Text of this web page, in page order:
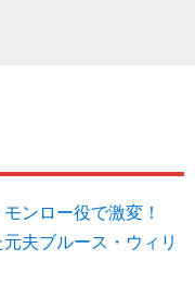
ンロー役で激変！
夫ブルース・ウィリ